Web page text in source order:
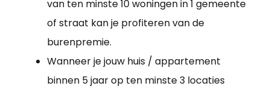
van ten minste 10 woningen in 1 gemeente
of straat kan je profiteren van de
burenpremie.
Wanneer je jouw huis / appartement
binnen 5 jaar op ten minste 3 locaties